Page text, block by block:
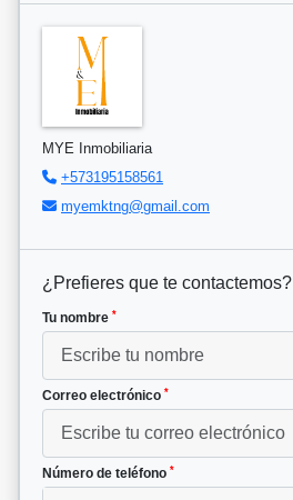
MYE Inmobiliaria
+573195158561
myemktng@gmail.com
¿Prefieres que te contactemos?
Tu nombre *
Correo electrónico *
Número de teléfono *